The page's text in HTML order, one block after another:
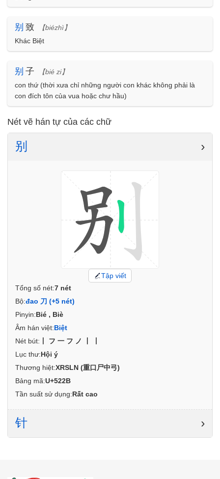
别 致
【biézhì】
Khác Biệt
别 子
【bié zi】
con thứ (thời xưa chỉ những người con khác không phải là
con đích tôn của vua hoặc chư hầu)
Nét vẽ hán tự của các chữ
别 ›
Tập viết
Tổng số nét:7 nét
Bộ:đao 刀 (+5 nét)
Pinyin:Bié , Biè
Âm hán việt:Biệt
Nét bút: 丨フ一フノ丨丨
Lục thư:Hội ý
Thương hiệt:XRSLN (重口尸中弓)
Bảng mã:U+522B
Tần suất sử dụng:Rất cao
针 ›